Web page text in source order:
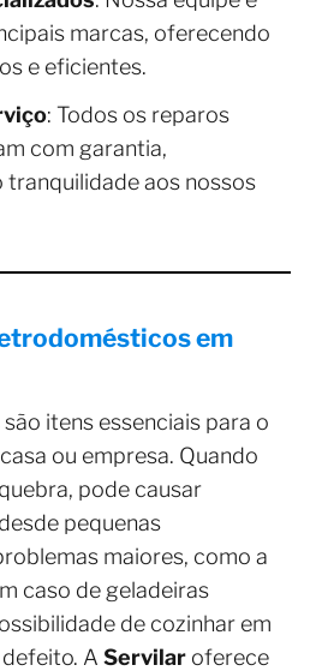
marcas, oferecendo
e eficientes.
: Todos os reparos
com garantia,
aos nossos
em
itens essenciais para o
ou empresa. Quando
pode causar
pequenas
maiores, como a
caso de geladeiras
de cozinhar em
A Servilar oferece